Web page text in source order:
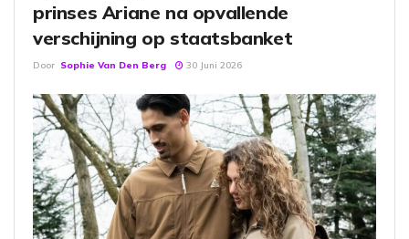
prinses Ariane na opvallende
verschijning op staatsbanket
Door Sophie Van Den Berg 30 Juni 2026